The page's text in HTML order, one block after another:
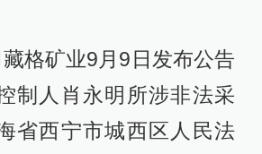
格矿业9月9日发布公告
制人肖永明所涉非法采
省西宁市城西区人民法